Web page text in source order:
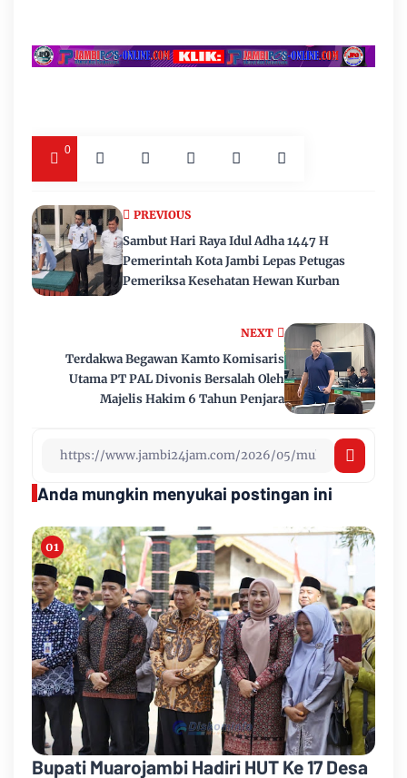
0
NEXT
Terdakwa Begawan Kamto Komisaris
Utama PT PAL Divonis Bersalah Oleh
Majelis Hakim 6 Tahun Penjara
PREVIOUS
Sambut Hari Raya Idul Adha 1447 H
Pemerintah Kota Jambi Lepas Petugas
Pemeriksa Kesehatan Hewan Kurban
Anda mungkin menyukai postingan ini
Bupati Muarojambi Hadiri HUT Ke 17 Desa